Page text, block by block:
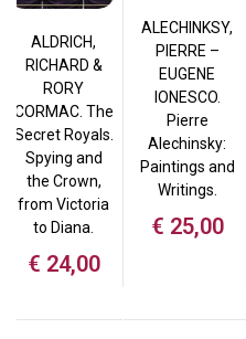
ALDRICH,
RICHARD &
RORY
CORMAC. The
Secret Royals.
Spying and
the Crown,
from Victoria
to Diana.
€ 24,00
ALECHINKSY,
PIERRE –
EUGENE
IONESCO.
Pierre
Alechinsky:
Paintings and
Writings.
€ 25,00